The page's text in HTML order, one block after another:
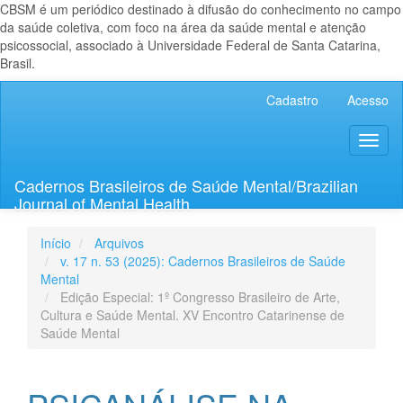
CBSM é um periódico destinado à difusão do conhecimento no campo
da saúde coletiva, com foco na área da saúde mental e atenção
psicossocial, associado à Universidade Federal de Santa Catarina,
Brasil.
Lateral
Cadastro Acesso
Cadernos Brasileiros de Saúde Mental/Brazilian
Journal of Mental Health
Início
Arquivos
v. 17 n. 53 (2025): Cadernos Brasileiros de Saúde
Mental
Edição Especial: 1º Congresso Brasileiro de Arte,
Cultura e Saúde Mental. XV Encontro Catarinense de
Saúde Mental